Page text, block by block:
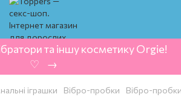
та іншу косметику Orgie!
‍ ♡ ‍ → ‍
іграшки Вібро-пробки Вібро-